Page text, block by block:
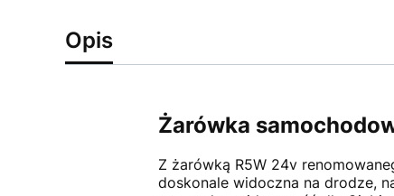
Opis
Żarówka
Z żarówką R5W 24v
doskonale widoczna na drodze,